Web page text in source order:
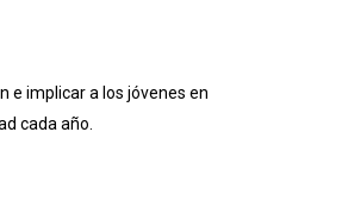
e implicar a los jóvenes en
cada año.